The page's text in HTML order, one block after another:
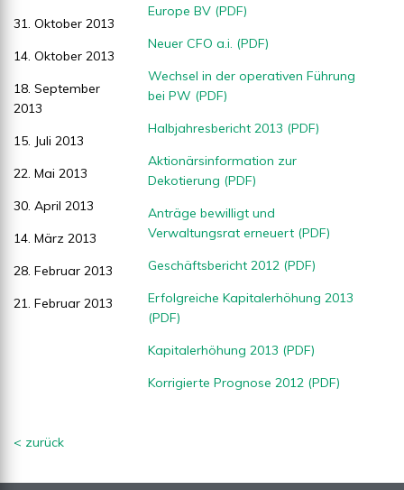
31. Oktober 2013
14. Oktober 2013
18. September
2013
15. Juli 2013
22. Mai 2013
30. April 2013
14. März 2013
28. Februar 2013
21. Februar 2013
Europe BV (PDF)
Neuer CFO a.i. (PDF)
Wechsel in der operativen Führung
bei PW (PDF)
Halbjahresbericht 2013 (PDF)
Aktionärsinformation zur
Dekotierung (PDF)
Anträge bewilligt und
Verwaltungsrat erneuert (PDF)
Geschäftsbericht 2012 (PDF)
Erfolgreiche Kapitalerhöhung 2013
(PDF)
Kapitalerhöhung 2013 (PDF)
Korrigierte Prognose 2012 (PDF)
< zurück